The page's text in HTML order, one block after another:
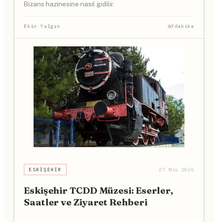
Bizans hazinesine nasıl gidilir.
Ekin Yalgın 3dakika
ESKIŞEHIR 27 Nis 2026
Eskişehir TCDD Müzesi: Eserler,
Saatler ve Ziyaret Rehberi